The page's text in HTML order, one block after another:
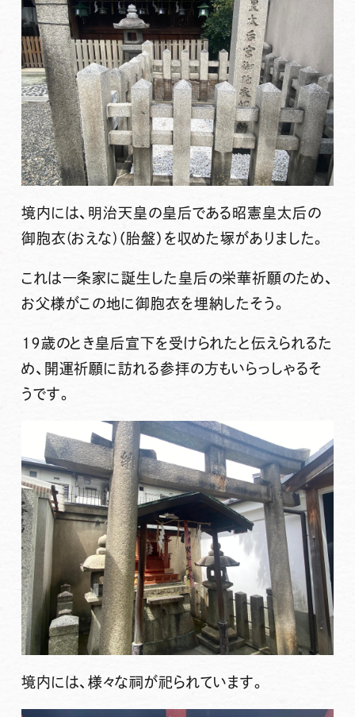
境内には、明治天皇の皇后である昭憲皇太后の
御胞衣(おえな)（胎盤）を収めた塚がありました。
これは一条家に誕生した皇后の栄華祈願のため、
お父様がこの地に御胞衣を埋納したそう。
１９歳のとき皇后宣下を受けられたと伝えられるた
め、開運祈願に訪れる参拝の方もいらっしゃるそ
うです。
境内には、様々な祠が祀られています。